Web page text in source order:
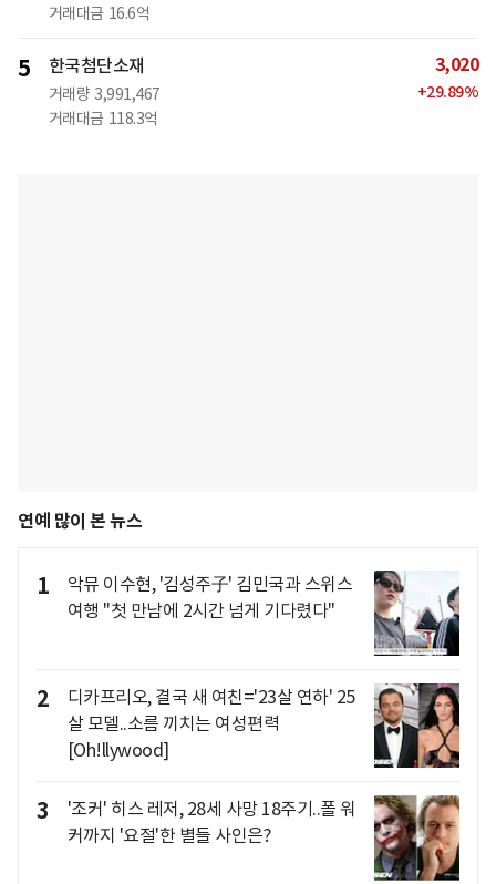
거래대금 16.6억
5 한국첨단소재
거래량 3,991,467
거래대금 118.3억
3,020
+29.89%
연예 많이 본 뉴스
1
악뮤 이수현, '김성주子' 김민국과 스위스
여행 "첫 만남에 2시간 넘게 기다렸다"
2
디카프리오, 결국 새 여친='23살 연하' 25
살 모델..소름 끼치는 여성편력
[Oh!llywood]
3
'조커' 히스 레저, 28세 사망 18주기..폴 워
커까지 '요절'한 별들 사인은?